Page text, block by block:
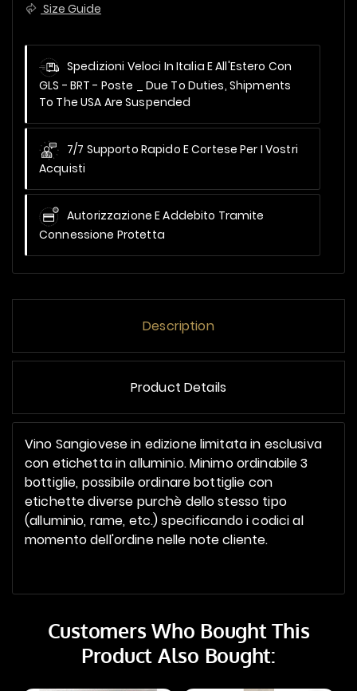
Size Guide
Spedizioni Veloci In Italia E All'Estero Con
GLS - BRT - Poste _ Due To Duties, Shipments
To The USA Are Suspended
7/7 Supporto Rapido E Cortese Per I Vostri
Acquisti
Autorizzazione E Addebito Tramite
Connessione Protetta
Description
Product Details
Vino Sangiovese in edizione limitata in esclusiva
con etichetta in alluminio. Minimo ordinabile 3
bottiglie, possibile ordinare bottiglie con
etichette diverse purchè dello stesso tipo
(alluminio, rame, etc.) specificando i codici al
momento dell'ordine nelle note cliente.
Customers Who Bought This
Product Also Bought: